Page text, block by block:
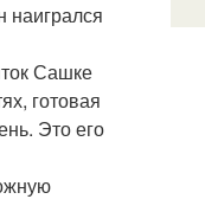
наигрался
Сашке
готовая
Это его